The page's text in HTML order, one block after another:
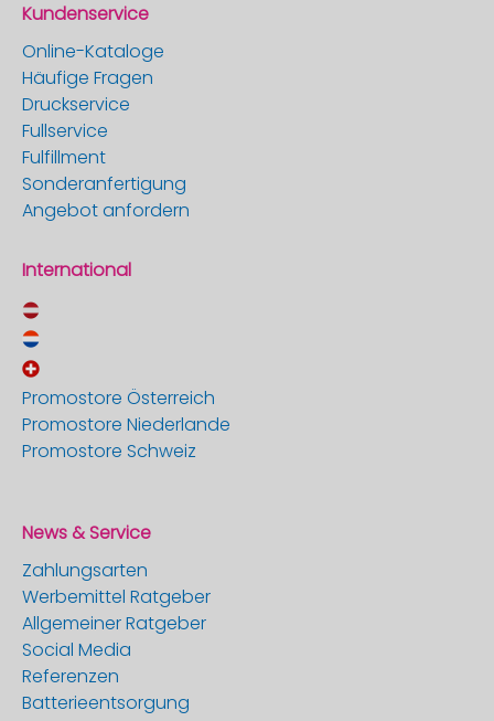
Kundenservice
Online-Kataloge
Häufige Fragen
Druckservice
Fullservice
Fulfillment
Sonderanfertigung
Angebot anfordern
International
Promostore Österreich
Promostore Niederlande
Promostore Schweiz
News & Service
Zahlungsarten
Werbemittel Ratgeber
Allgemeiner Ratgeber
Social Media
Referenzen
Batterieentsorgung